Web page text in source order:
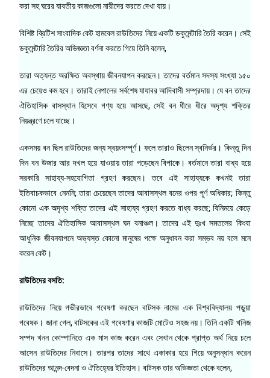
করা সহ ঘরের যাবতীয় কাজগুলো নারীদের করতে দেখা যায়।
বিশিষ্ট ব্রিটিশ সাংবাদিক কেট হামবেল রাউতিদের নিয়ে একটি ডকুমেন্টারি তৈরি করেন। সেই
ডকুমেন্টারি তৈরির অভিজ্ঞতা বর্ণনা করতে গিয়ে তিনি বলেন,
তারা অত্যন্ত অরক্ষিত অবস্থায় জীবনযাপন করছেন। তাদের বর্তমান সদস্য সংখ্যা ১৫০
এর চেয়েও কম হবে। তারাই নেপালের সর্বশেষ যাযাবর আদিবাসী সম্প্রদায়। যে বন তাদের
ঐতিহাসিক বাসস্থান হিসেবে গণ্য হয়ে আসছে, সেই বন ধীরে ধীরে অদৃশ্য শক্তির
নিয়ন্ত্রণে চলে যাচ্ছে।
একসময় বন ছিল রাউতিদের জন্য স্বয়ংসম্পূর্ণ। ফলে তারাও ছিলেন স্বনির্ভর। কিন্তু দিন
দিন বন উজার আর দখল হয়ে যাওয়ায় তারা পড়েছেন বিপাকে। বর্তমানে তারা বাধ্য হয়ে
সরকারি সাহায্য-সহযোগিতা গ্রহণ করছেন। তবে এই সাহায্যকে কখনই তারা
ইতিবাচকভাবে নেননি; তারা চেয়েছেন তাদের আবাসস্থল বনের ওপর পূর্ণ অধিকার; কিন্তু
কোনো এক অদৃশ্য শক্তি তাদের এই সাহায্য গ্রহণ করতে বাধ্য করছে; বিনিময়ে কেড়ে
নিচ্ছে তাদের ঐতিহাসিক আবাসস্থল ঘন বনাঞ্চল। তাদের এই দুঃখ সমতলের কিংবা
আধুনিক জীবনযাপনে অভ্যস্ত কোনো মানুষের পক্ষে অনুধাবন করা সম্ভব নয় বলে মনে
করেন কেট।
রাউতিদের বসতি:
রাউতিদের নিয়ে গভীরভাবে গবেষণা করছেন বাটসক নামের এক বিশ্ববিদ্যালয় পড়ুয়া
গবেষক। জানা গেল, বাটসকের এই গবেষণার কাজটি মোটেও সহজ নয়। তিনি একটি খনিজ
সম্পদ খনন কোম্পানিতে এক মাস কাজ করেন এবং সেখান থেকে প্রাপ্ত অর্থ নিয়ে চলে
আসেন রাউতিদের নিবাসে। তারপর তাদের সাথে একাকার হয়ে গিয়ে অনুসন্ধান করেন
রাউতিদের আনন্দ-বেদনা ও ঐতিহ্যের ইতিহাস। বাটসক তার অভিজ্ঞতা থেকে বলেন,